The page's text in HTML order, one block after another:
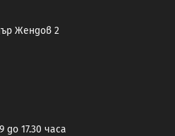
Жендов 2
17.30 часа